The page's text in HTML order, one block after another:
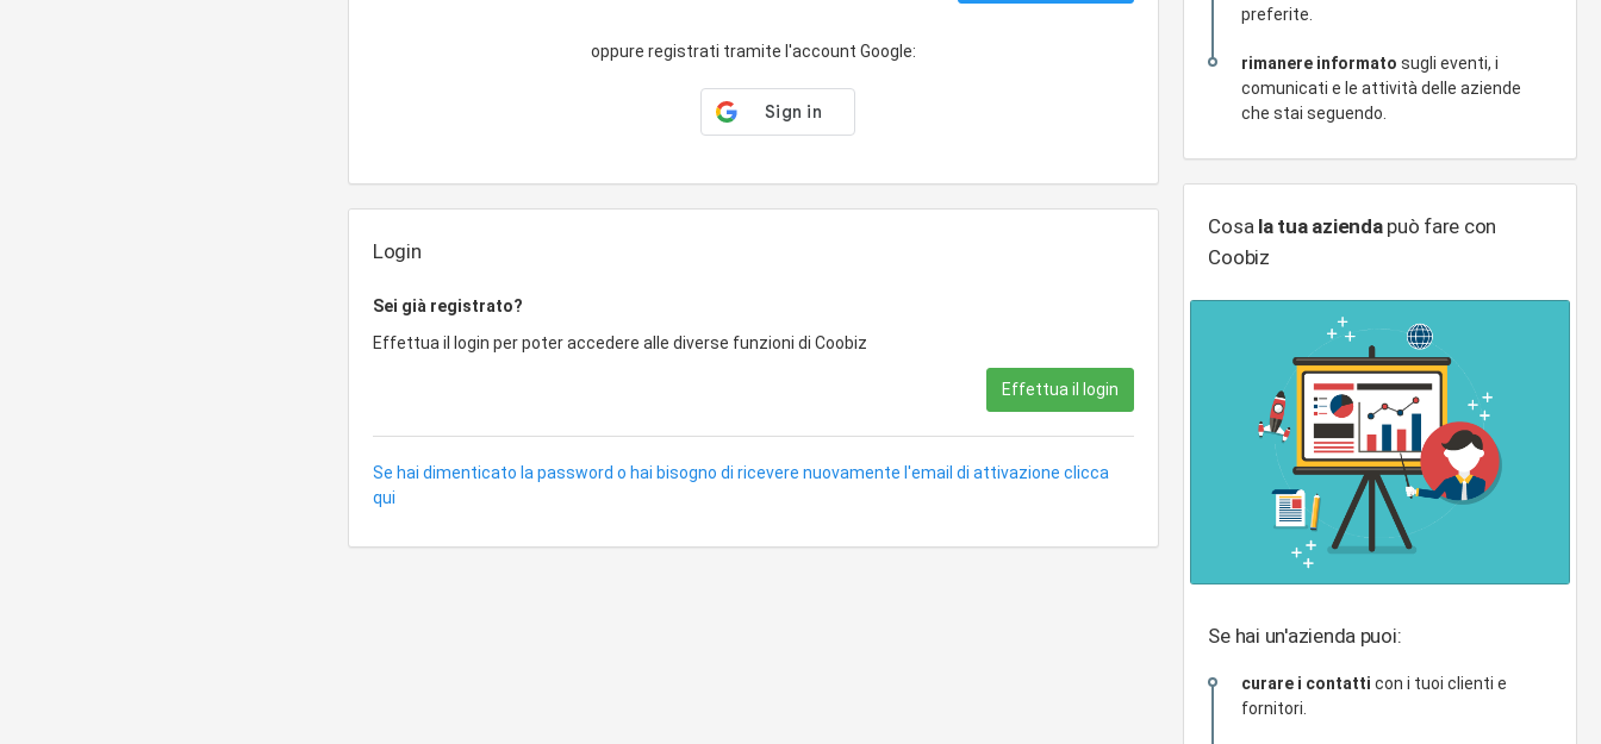
oppure registrati tramite l'account Google:
Login
Sei già registrato?
Effettua il login per poter accedere alle diverse funzioni di Coobiz
Effettua il login
Se hai dimenticato la password o hai bisogno di ricevere nuovamente l'email di attivazione clicca
qui
preferite.
rimanere informato sugli eventi, i
comunicati e le attività delle aziende
che stai seguendo.
Cosa la tua aziendapuò fare con
Coobiz
Se hai un'azienda puoi:
curare i contatti con i tuoi clienti e
fornitori.